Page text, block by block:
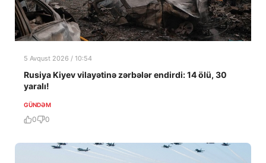
5 Avqust 2026 / 10:54
Rusiya Kiyev vilayətinə zərbələr endirdi: 14 ölü, 30
yaralı!
GÜNDƏM
0 0